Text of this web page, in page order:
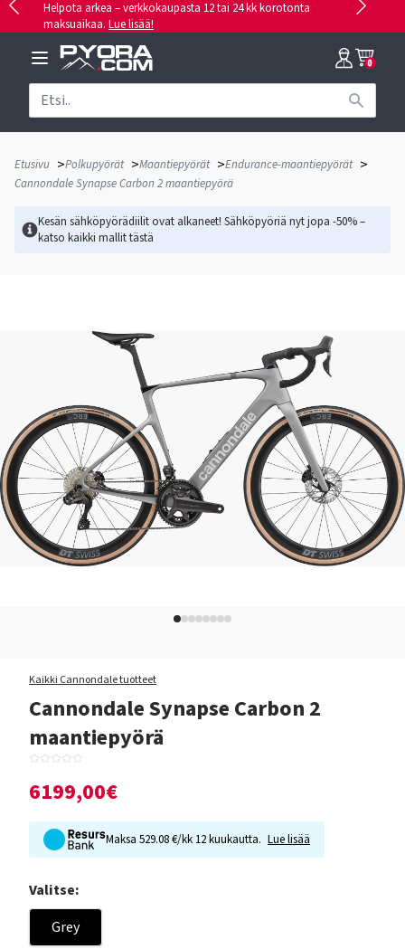
Helpota arkea – verkkokaupasta 12 tai 24 kk korotonta
maksuaikaa. Lue lisää!
0
Etusivu >Polkupyörät >Maantiepyörät >Endurance-maantiepyörät >
Cannondale Synapse Carbon 2 maantiepyörä
Kesän sähköpyörädiilit ovat alkaneet! Sähköpyöriä nyt jopa -50% –
katso kaikki mallittästä
Kaikki Cannondale tuotteet
Cannondale Synapse Carbon 2
maantiepyörä
6199,00€
Maksa 529.08 €/kk 12 kuukautta. Lue lisää
Valitse:
Grey